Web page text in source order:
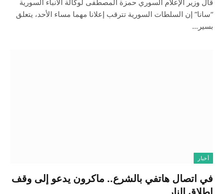
“سانا” إن السلطات السورية تترقب إعلانا مهما مساء الأحد، يتعلق
بسير…
أخبار
في اتصال هاتفي بالشرع.. ماكرون يدعو إلى وقف